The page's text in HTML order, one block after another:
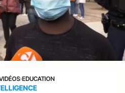
›EDUCATION